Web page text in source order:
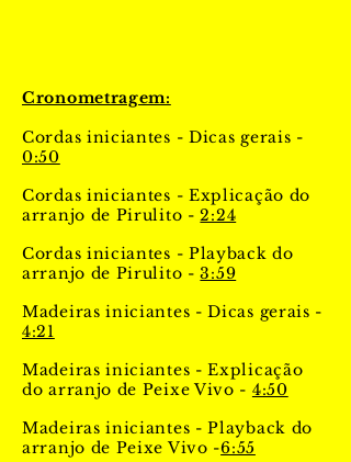
Cronometragem:
Cordas iniciantes - Dicas gerais -
0:50
Cordas iniciantes - Explicação do
arranjo de Pirulito -2:24
Cordas iniciantes - Playback do
arranjo de Pirulito -3:59
Madeiras iniciantes - Dicas gerais -
4:21
Madeiras iniciantes - Explicação
do arranjo de Peixe Vivo - 4:50
Madeiras iniciantes - Playback do
arranjo de Peixe Vivo -6:55